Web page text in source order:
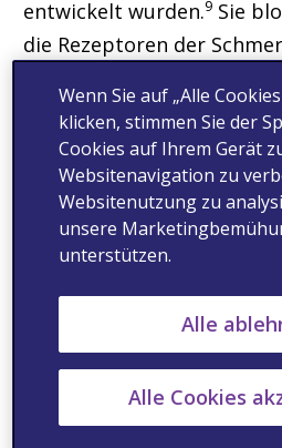
entwickelt wurden.9 Sie
die Rezeptoren der
und den Darm „lähmen“.
Schmerzmittel weiterhin
schmerzlindernden Effekt.
dieser hochspezifischen
Behandlung der
Schmerztherapie. Denn
leidgeprüften Menschen
chronischen Schmerzen
Wenn Sie auf „Alle
klicken, stimmen Sie der
Cookies auf Ihrem Gerät
Websitenavigation zu
Websitenutzung zu
unsere
unterstützen.
Alle
Alle Cookies